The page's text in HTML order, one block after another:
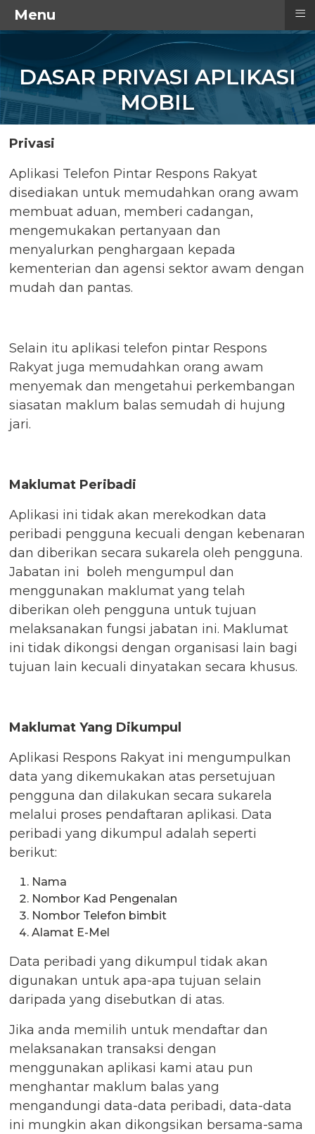
TERTINGGI
DASAR PRIVASI APLIKASI
MOBIL
Privasi
Aplikasi Telefon Pintar Respons Rakyat
disediakan untuk memudahkan orang awam
membuat aduan, memberi cadangan,
mengemukakan pertanyaan dan
menyalurkan penghargaan kepada
kementerian dan agensi sektor awam dengan
mudah dan pantas.
Selain itu aplikasi telefon pintar Respons
Rakyat juga memudahkan orang awam
menyemak dan mengetahui perkembangan
siasatan maklum balas semudah di hujung
jari.
Maklumat Peribadi
Aplikasi ini tidak akan merekodkan data
peribadi pengguna kecuali dengan kebenaran
dan diberikan secara sukarela oleh pengguna.
Jabatan ini boleh mengumpul dan
menggunakan maklumat yang telah
diberikan oleh pengguna untuk tujuan
melaksanakan fungsi jabatan ini. Maklumat
ini tidak dikongsi dengan organisasi lain bagi
tujuan lain kecuali dinyatakan secara khusus.
Maklumat Yang Dikumpul
Aplikasi Respons Rakyat ini mengumpulkan
data yang dikemukakan atas persetujuan
pengguna dan dilakukan secara sukarela
melalui proses pendaftaran aplikasi. Data
peribadi yang dikumpul adalah seperti
berikut:
Nama
Nombor Kad Pengenalan
Nombor Telefon bimbit
Alamat E-Mel
Data peribadi yang dikumpul tidak akan
digunakan untuk apa-apa tujuan selain
daripada yang disebutkan di atas.
Jika anda memilih untuk mendaftar dan
melaksanakan transaksi dengan
menggunakan aplikasi kami atau pun
menghantar maklum balas yang
mengandungi data-data peribadi, data-data
ini mungkin akan dikongsikan bersama-sama
Menu ≡